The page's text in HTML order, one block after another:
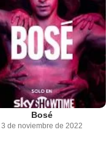
Bosé
3 de noviembre de 2022